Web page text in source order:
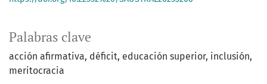
Palabras clave
acción afirmativa déficit educación superior inclusión
meritocracia